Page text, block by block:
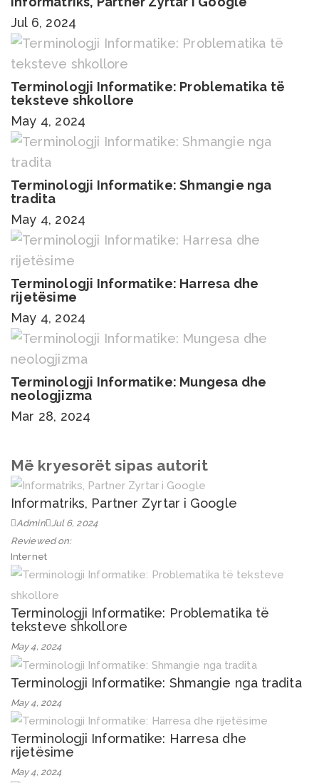
Jul 6, 2024
Terminologji Informatike: Problematika të
teksteve shkollore
May 4, 2024
Terminologji Informatike: Shmangie nga
tradita
May 4, 2024
Terminologji Informatike: Harresa dhe
rijetësime
May 4, 2024
Terminologji Informatike: Mungesa dhe
neologjizma
Mar 28, 2024
Më kryesorët sipas autorit
Informatriks, Partner Zyrtar i Google
Admin Jul 6, 2024
Reviewed on:
Internet
Terminologji Informatike: Problematika të
teksteve shkollore
May 4, 2024
Terminologji Informatike: Shmangie nga tradita
May 4, 2024
Terminologji Informatike: Harresa dhe
rijetësime
May 4, 2024